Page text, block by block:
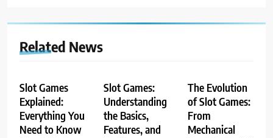
Related News
Slot Games
Explained:
Everything You
Need to Know
Slot Games:
Understanding
the Basics,
Features, and
The Evolution
of Slot Games:
From
Mechanical